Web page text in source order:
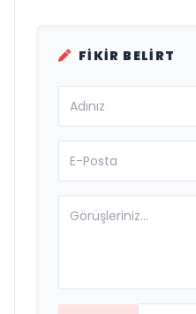
FIKIR BELIRT